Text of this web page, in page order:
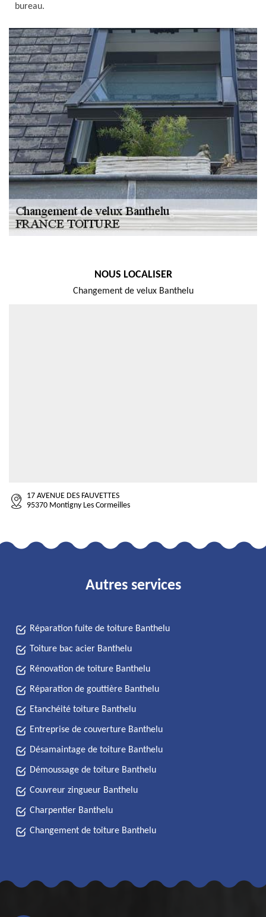
bureau.
NOUS LOCALISER
Changement de velux Banthelu
17 AVENUE DES FAUVETTES
95370 Montigny Les Cormeilles
Autres services
Réparation fuite de toiture Banthelu
Toiture bac acier Banthelu
Rénovation de toiture Banthelu
Réparation de gouttière Banthelu
Etanchéité toiture Banthelu
Entreprise de couverture Banthelu
Désamaintage de toiture Banthelu
Démoussage de toiture Banthelu
Couvreur zingueur Banthelu
Charpentier Banthelu
Changement de toiture Banthelu